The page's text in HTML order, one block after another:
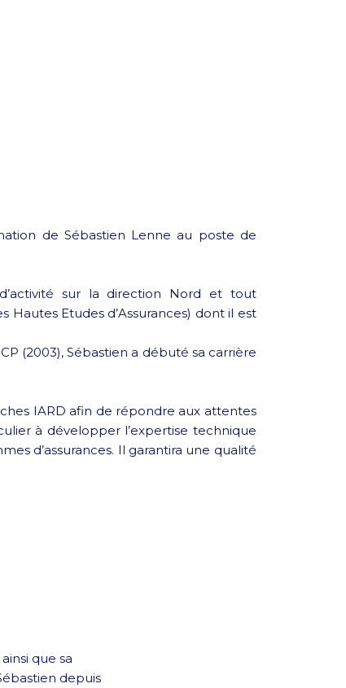
de Sébastien Lenne au poste de
sur la direction Nord et tout
Etudes d’Assurances) dont il est
(2003), Sébastien a débuté sa carrière
IARD afin de répondre aux attentes
à développer l’expertise technique
d’assurances. Il garantira une qualité
que sa
depuis